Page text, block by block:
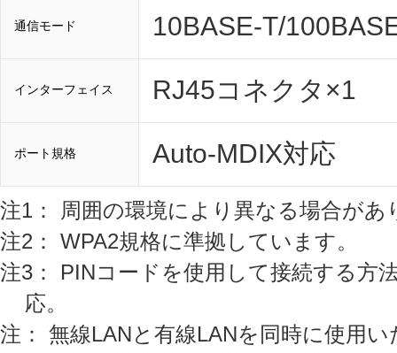
通信モード 10BASE-T/
インターフェイス RJ45コネクタ×1
ポート規格 Auto-MDIX対応
注1： 周囲の環境により異なる場合があ
注2： WPA2規格に準拠しています。
注3： PINコードを使用して接続する方
応。
注： 無線LANと有線LANを同時に使用